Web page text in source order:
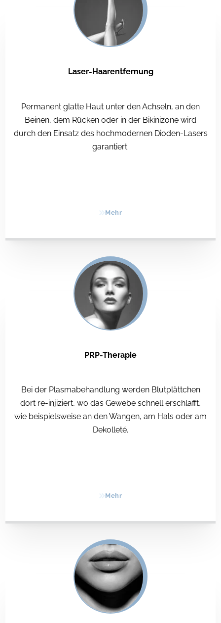
Laser-Haarentfernung
Permanent glatte Haut unter den Achseln, an den
Beinen, dem Rücken oder in der Bikinizone wird
durch den Einsatz des hochmodernen Dioden-Lasers
garantiert.
Mehr
PRP-Therapie
Bei der Plasmabehandlung werden Blutplättchen
dort re-injiziert, wo das Gewebe schnell erschlafft,
wie beispielsweise an den Wangen, am Hals oder am
Dekolleté.
Mehr